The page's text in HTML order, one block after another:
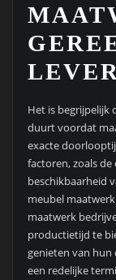
Het is begrijpelijk
duurt voordat
exacte
factoren, zoals
beschikbaarheid
meubel
maatwerk
productietijd te
genieten van
een redelijke